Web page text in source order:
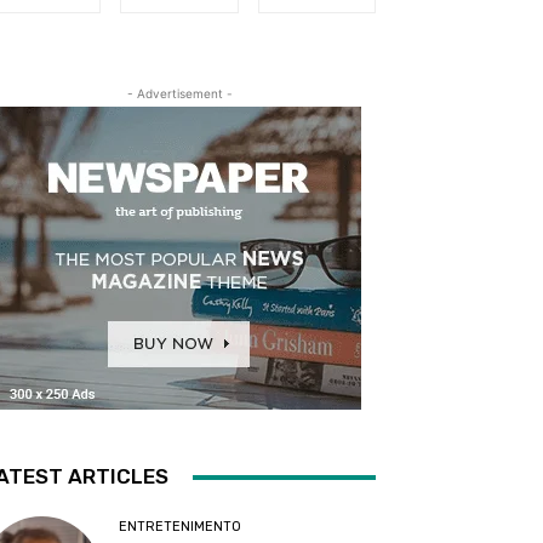
- Advertisement -
ARTICLES
ENTRETENIMENTO